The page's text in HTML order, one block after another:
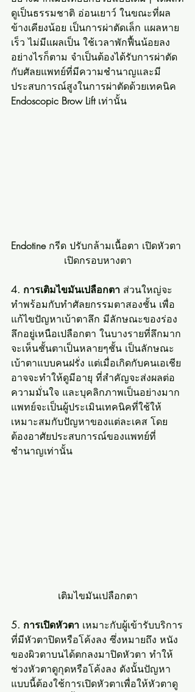
ดูเป็นธรรมชาติ อ่อนเยาว์ ในขณะที่ผล
ข้างเคียงน้อย เป็นการผ่าตัดเล็ก แผลหาย
เร็ว ไม่มีแผลเป็น ใช้เวลาพักฟื้นน้อยลง
อย่างไรก็ตาม จำเป็นต้องได้รับการผ่าตัด
กับศัลยแพทย์ที่มีความชำนาญและมี
ประสบการณ์สูงในการผ่าตัดด้วยเทคนิค
Endoscopic Brow Lift เท่านั้น
Endotine กรีด ปรับกล้ามเนื้อตา เปิดหัวตา
เปิดกรอบหางตา
4. การเติมไขมันเปลือกตา ส่วนใหญ่จะ
ทำพร้อมกับทำศัลยกรรมตาสองชั้น เพื่อ
แก้ไขปัญหาเบ้าตาลึก มีลักษณะของร่อง
ลึกอยู่เหนือเปลือกตา ในบางรายที่ลึกมาก
จะเห็นชั้นตาเป็นหลายๆชั้น เป็นลักษณะ
เบ้าตาแบบคนฝรั่ง แต่เมื่อเกิดกับคนเอเชีย
อาจจะทำให้ดูมีอายุ ที่สำคัญจะส่งผลต่อ
ความมั่นใจ และบุคลิกภาพเป็นอย่างมาก
แพทย์จะเป็นผู้ประเมินเทคนิคที่ใช้ให้
เหมาะสมกับปัญหาของแต่ละเคส โดย
ต้องอาศัยประสบการณ์ของแพทย์ที่
ชำนาญเท่านั้น
เติมไขมันเปลือกตา
5. การเปิดหัวตา เหมาะกับผู้เข้ารับบริการ
ที่มีหัวตาปิดหรือโค้งลง ซึ่งหมายถึง หนัง
ของผิวตาบนได้ตกลงมาปิดหัวตา ทำให้
ช่วงหัวตาดูกุดหรือโค้งลง ดังนั้นปัญหา
แบบนี้ต้องใช้การเปิดหัวตาเพื่อให้หัวตาดู